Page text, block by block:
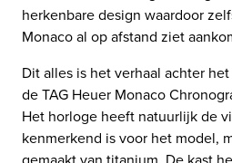
herkenbare design waardoor
Monaco al op afstand ziet
Dit alles is het verhaal achter
de TAG Heuer Monaco
Het horloge heeft natuurlijk de
kenmerkend is voor het model,